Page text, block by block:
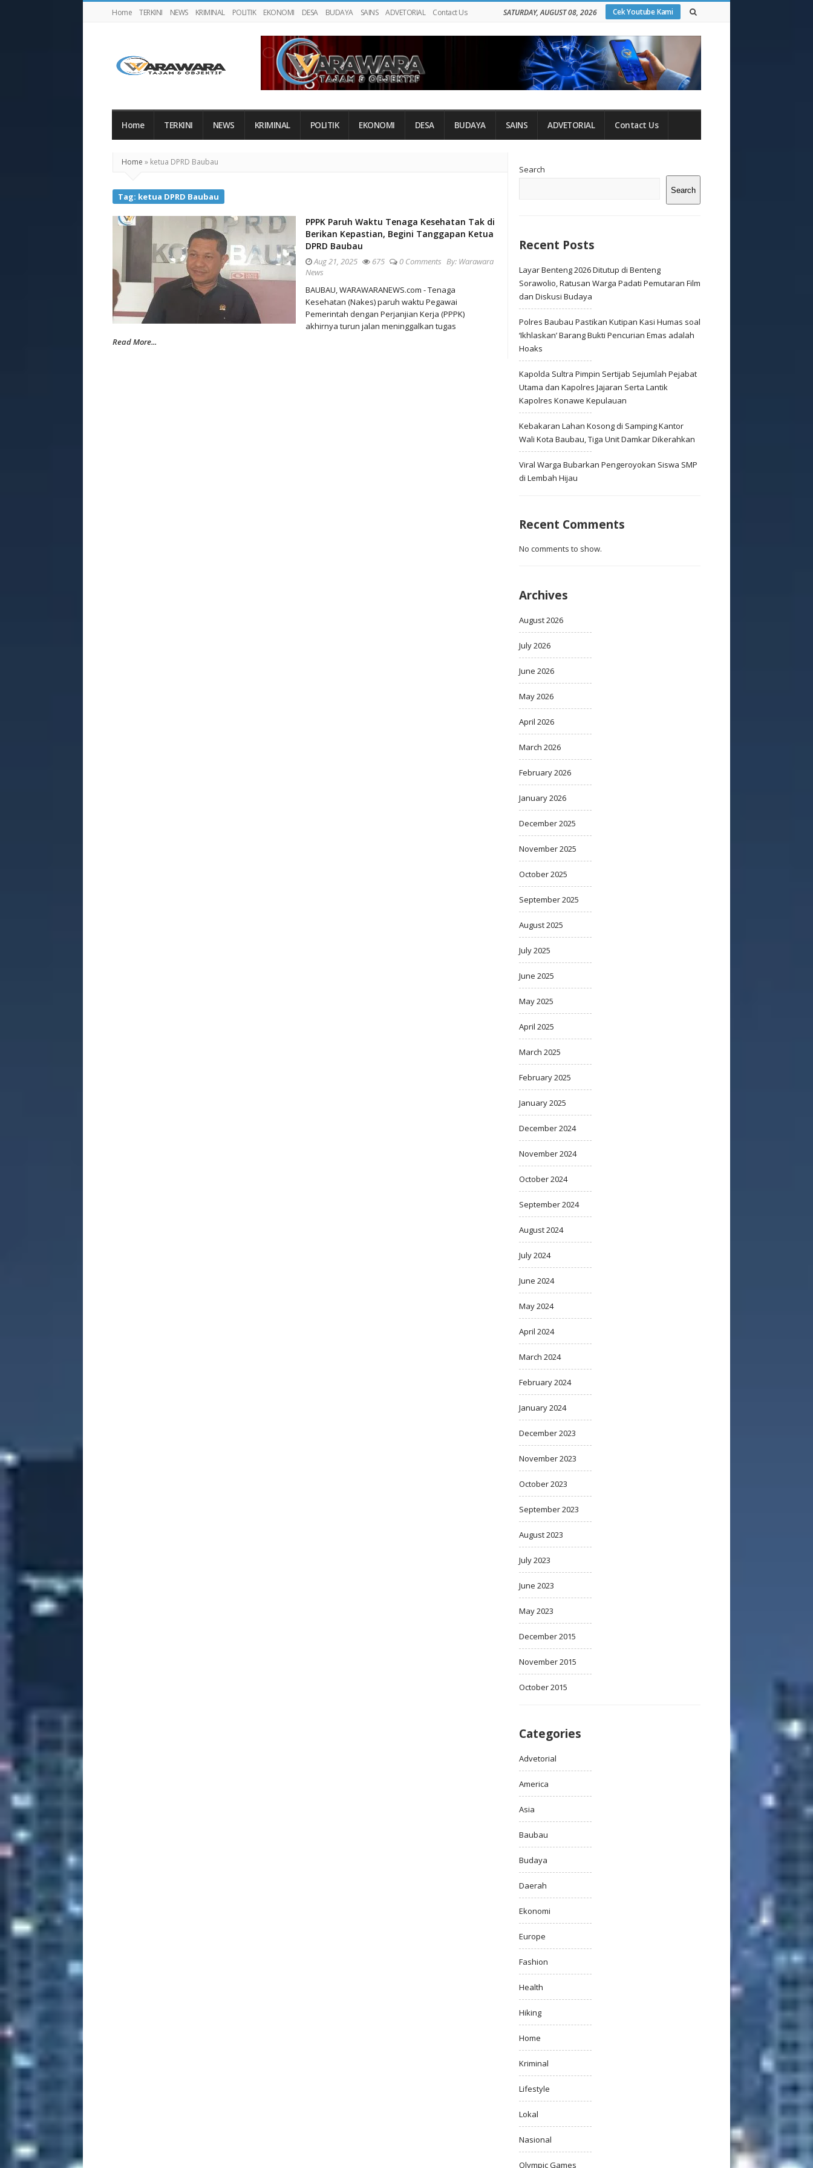
Home TERKINI NEWS KRIMINAL POLITIK EKONOMI DESA BUDAYA SAINS ADVETORIAL Contact Us Cek Youtube Kami
SATURDAY, AUGUST 08, 2026
Home TERKINI NEWS KRIMINAL POLITIK EKONOMI DESA BUDAYA SAINS ADVETORIAL Contact Us
Home » ketua DPRD Baubau
Tag: ketua DPRD Baubau
PPPK Paruh Waktu Tenaga Kesehatan Tak di
Berikan Kepastian, Begini Tanggapan Ketua
DPRD Baubau
Aug 21, 2025 675 0 Comments By: Warawara
News
BAUBAU, WARAWARANEWS.com - Tenaga
Kesehatan (Nakes) paruh waktu Pegawai
Pemerintah dengan Perjanjian Kerja (PPPK)
akhirnya turun jalan meninggalkan tugas
Read More...
Sidebar
Search
Search
Recent Posts
Layar Benteng 2026 Ditutup di Benteng
Sorawolio, Ratusan Warga Padati Pemutaran Film
dan Diskusi Budaya
Polres Baubau Pastikan Kutipan Kasi Humas soal
‘Ikhlaskan’ Barang Bukti Pencurian Emas adalah
Hoaks
Kapolda Sultra Pimpin Sertijab Sejumlah Pejabat
Utama dan Kapolres Jajaran Serta Lantik
Kapolres Konawe Kepulauan
Kebakaran Lahan Kosong di Samping Kantor
Wali Kota Baubau, Tiga Unit Damkar Dikerahkan
Viral Warga Bubarkan Pengeroyokan Siswa SMP
di Lembah Hijau
Recent Comments
No comments to show.
Archives
August 2026
July 2026
June 2026
May 2026
April 2026
March 2026
February 2026
January 2026
December 2025
November 2025
October 2025
September 2025
August 2025
July 2025
June 2025
May 2025
April 2025
March 2025
February 2025
January 2025
December 2024
November 2024
October 2024
September 2024
August 2024
July 2024
June 2024
May 2024
April 2024
March 2024
February 2024
January 2024
December 2023
November 2023
October 2023
September 2023
August 2023
July 2023
June 2023
May 2023
December 2015
November 2015
October 2015
Categories
Advetorial
America
Asia
Baubau
Budaya
Daerah
Ekonomi
Europe
Fashion
Health
Hiking
Home
Kriminal
Lifestyle
Lokal
Nasional
Olympic Games